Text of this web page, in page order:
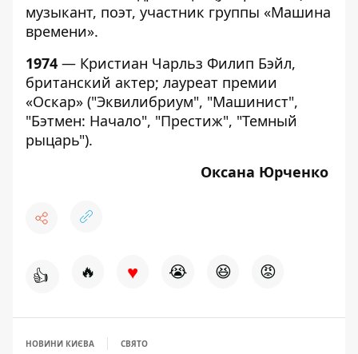
музыкант, поэт, участник группы «Машина
времени».
1974 — Кристиан Чарльз Филип Бэйл,
британский актер; лауреат премии
«Оскар» ("Эквилибриум", "Машинист",
"Бэтмен: Начало", "Престиж", "Темный
рыцарь").
Оксана Юрченко
👍 🔥 ♥ 😭 😆 😡
НОВИНИ КИЄВА СВЯТО